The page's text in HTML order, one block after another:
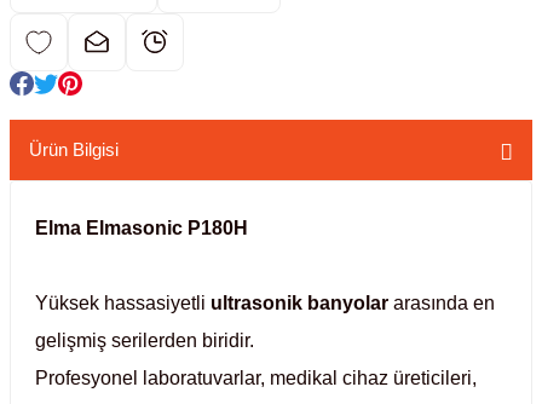
(Orbital Shaker)
Sıvıları
Hunileri
Ürün Bilgisi
Elma Elmasonic P180H
Yüksek hassasiyetli ultrasonik banyolar arasında en
gelişmiş serilerden biridir.
Profesyonel laboratuvarlar, medikal cihaz üreticileri,